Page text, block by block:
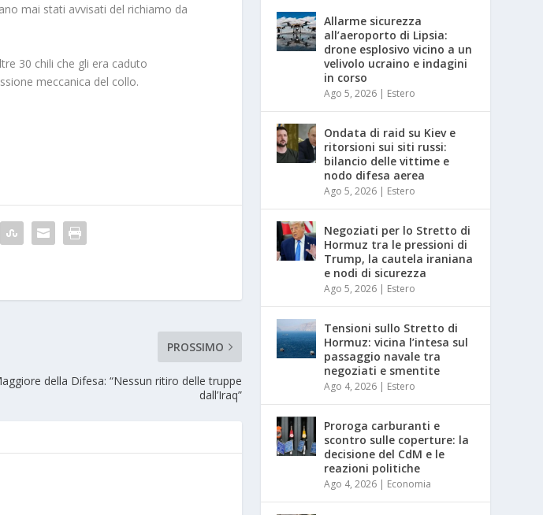
mai stati avvisati del richiamo da
30 chili che gli era caduto
meccanica del collo.
PROSSIMO
della Difesa: “Nessun ritiro delle truppe
dall’Iraq”
Allarme sicurezza
all’aeroporto di Lipsia:
drone esplosivo vicino a un
velivolo ucraino e indagini
in corso
Ago 5, 2026 | Estero
Ondata di raid su Kiev e
ritorsioni sui siti russi:
bilancio delle vittime e
nodo difesa aerea
Ago 5, 2026 | Estero
Negoziati per lo Stretto di
Hormuz tra le pressioni di
Trump, la cautela iraniana
e nodi di sicurezza
Ago 5, 2026 | Estero
Tensioni sullo Stretto di
Hormuz: vicina l’intesa sul
passaggio navale tra
negoziati e smentite
Ago 4, 2026 | Estero
Proroga carburanti e
scontro sulle coperture: la
decisione del CdM e le
reazioni politiche
Ago 4, 2026 | Economia